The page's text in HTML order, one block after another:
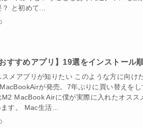
と初めて...
すすめアプリ】19選をインストール
メアプリが知りたい このような方に向け
が発売。7年ぶりに買い替えをし
M2 MacBook Airに僕が実際に入れたオスス
す。 Mac生活...